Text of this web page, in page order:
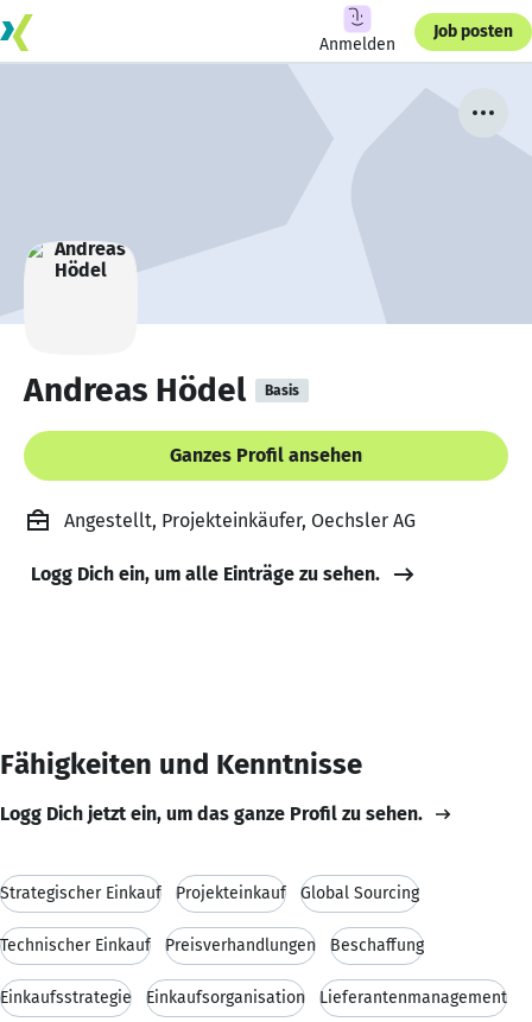
Anmelden
Job posten
Andreas Hödel Basis
Ganzes Profil ansehen
Angestellt, Projekteinkäufer, Oechsler AG
Logg Dich ein, um alle Einträge zu sehen.
Fähigkeiten und Kenntnisse
Logg Dich jetzt ein, um das ganze Profil zu sehen.
Strategischer Einkauf Projekteinkauf Global Sourcing
Technischer Einkauf Preisverhandlungen Beschaffung
Einkaufsstrategie Einkaufsorganisation Lieferantenmanagement